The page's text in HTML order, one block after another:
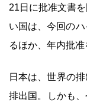
21日に批准文書
い国は、今回の
るほか、年内批准
日本は、世界の
排出国。しかも